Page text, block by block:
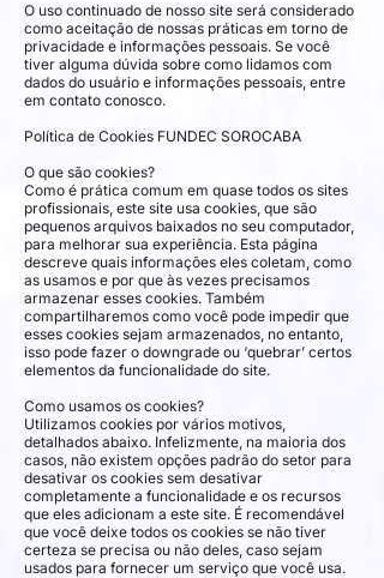
O uso continuado de nosso site será considerado
como aceitação de nossas práticas em torno de
privacidade e informações pessoais. Se você
tiver alguma dúvida sobre como lidamos com
dados do usuário e informações pessoais, entre
em contato conosco.
Política de Cookies FUNDEC SOROCABA
O que são cookies?
Como é prática comum em quase todos os sites
profissionais, este site usa cookies, que são
pequenos arquivos baixados no seu computador,
para melhorar sua experiência. Esta página
descreve quais informações eles coletam, como
as usamos e por que às vezes precisamos
armazenar esses cookies. Também
compartilharemos como você pode impedir que
esses cookies sejam armazenados, no entanto,
isso pode fazer o downgrade ou ‘quebrar’ certos
elementos da funcionalidade do site.
Como usamos os cookies?
Utilizamos cookies por vários motivos,
detalhados abaixo. Infelizmente, na maioria dos
casos, não existem opções padrão do setor para
desativar os cookies sem desativar
completamente a funcionalidade e os recursos
que eles adicionam a este site. É recomendável
que você deixe todos os cookies se não tiver
certeza se precisa ou não deles, caso sejam
usados ​​para fornecer um serviço que você usa.